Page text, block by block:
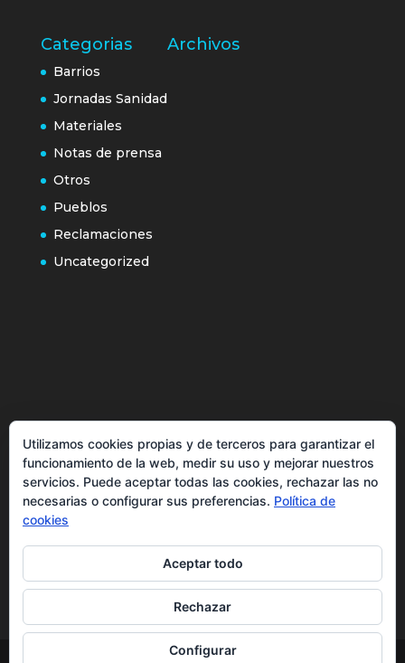
Categorias
Barrios
Jornadas Sanidad
Materiales
Notas de prensa
Otros
Pueblos
Reclamaciones
Uncategorized
Archivos
Más información sobre las cookies
Inicio
Política de privacidad
Utilizamos cookies propias y de terceros para garantizar el
funcionamiento de la web, medir su uso y mejorar nuestros
servicios. Puede aceptar todas las cookies, rechazar las no
necesarias o configurar sus preferencias. Política de
cookies
Aceptar todo
Rechazar
Configurar